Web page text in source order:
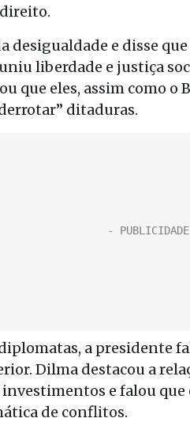
desigualdade e disse
liberdade e justiça
que eles, assim como o
ditaduras.
a presidente
Dilma destacou a
e falou
de conflitos.